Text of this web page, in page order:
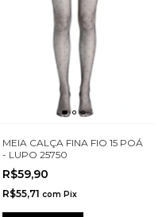
MEIA CALÇA FINA FIO 15 POÁ
- LUPO 25750
R$59,90
R$55,71 com Pix